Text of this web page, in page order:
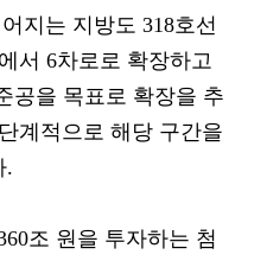
지는 지방도 318호선
서 6차로로 확장하고
공을 목표로 확장을 추
계적으로 해당 구간을
.
조 원을 투자하는 첨